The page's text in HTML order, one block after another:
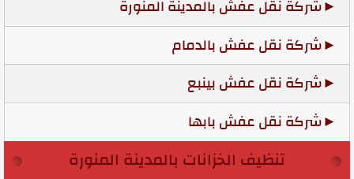
شركة نقل عفش بالمدينة المنورة
شركة نقل عفش بالدمام
شركة نقل عفش بينبع
شركة نقل عفش بابها
تنظيف الخزانات بالمدينة المنورة